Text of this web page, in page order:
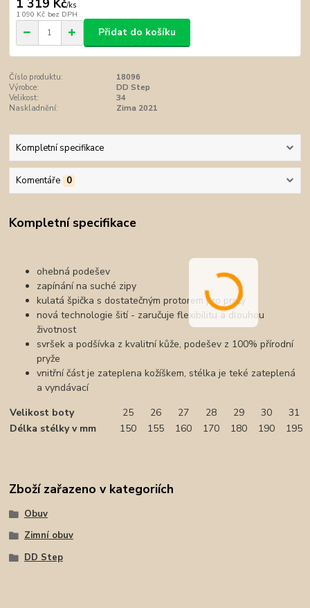
1 319 Kč/ks
1 090 Kč bez DPH
Přidat do košíku
Číslo produktu:
18096
Výrobce:
DD Step
Velikost:
34
Naskladnění:
Zima 2021
Kompletní specifikace
Komentáře 0
Kompletní specifikace
ohebná podešev
zapínání na suché zipy
kulatá špička s dostatečným protorem pro prsty
nová technologie šití - zaručuje flexibilitu a dlouhou
životnost
svršek a podšívka z kvalitní kůže, podešev z 100% přírodní
pryže
vnitřní část je zateplena kožíškem, stélka je teké zateplená
a vyndávací
Velikost boty
25 26 27 28 29 30
31
Délka stélky v mm
150 155 160 170 180 190 195
Zboží zařazeno v kategoriích
Obuv
Zimní obuv
DD Step